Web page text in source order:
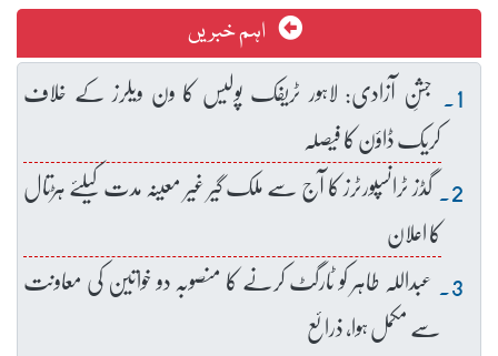
اہم خبریں
جشنِ آزادی: لاہور ٹریفک پولیس کا ون ویلرز کے خلاف
کریک ڈاؤن کا فیصلہ
گڈز ٹرانسپورٹرز کا آج سے ملک گیر غیر معینہ مدت کیلئے ہڑتال
کا اعلان
عبداللہ طاہر کو ٹارگٹ کرنے کا منصوبہ دو خواتین کی معاونت
سے مکمل ہوا، ذرائع